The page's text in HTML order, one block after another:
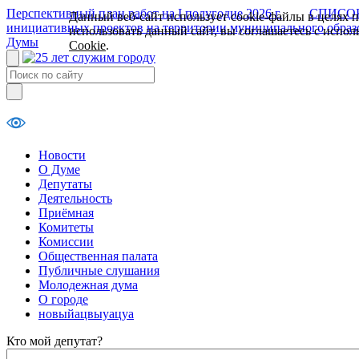
Перспективный план работ на I полугодие 2026 г. СПИСОК
инициативных проектов на территории муниципального
Думы
Новости
О Думе
Депутаты
Деятельность
Приёмная
Комитеты
Комиссии
Общественная палата
Публичные слушания
Молодежная дума
О городе
новыйацвыуацуа
Кто мой депутат?
Данный веб-сайт использует cookie-файлы в целях
использовать данный сайт, вы соглашаетесь с
Cookie.